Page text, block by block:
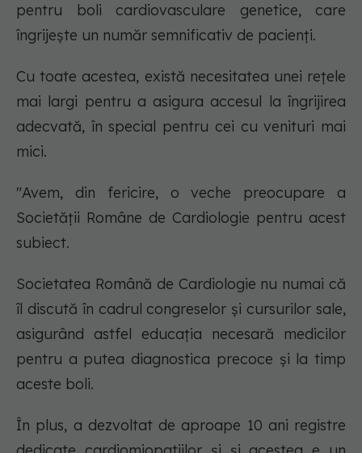
pentru boli cardiovasculare genetice, care
îngrijește un număr semnificativ de pacienți.
Cu toate acestea, există necesitatea unei rețele
mai largi pentru a asigura accesul la îngrijirea
adecvată, în special pentru cei cu venituri mai
mici.
"Avem, din fericire, o veche preocupare a
Societății Române de Cardiologie pentru acest
subiect.
Societatea Română de Cardiologie nu numai că
îl discută în cadrul congreselor și cursurilor sale,
asigurând astfel educația necesară medicilor
pentru a putea diagnostica precoce și la timp
aceste boli.
În plus, a dezvoltat de aproape 10 ani registre